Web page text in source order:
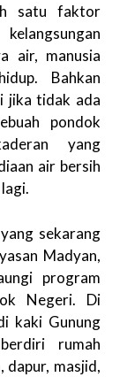
satu faktor
air, manusia
Bahkan
jika tidak ada
pondok
yang
air bersih
sekarang
Madyan,
program
Negeri. Di
kaki Gunung
berdiri rumah
dapur, masjid,